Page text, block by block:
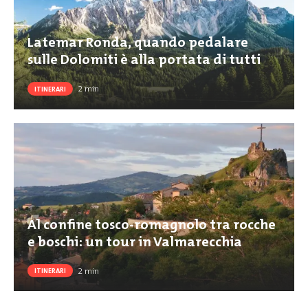
Latemar Ronda, quando pedalare
sulle Dolomiti è alla portata di tutti
ITINERARI 2min
Al confine tosco-romagnolo tra rocche
e boschi: un tour in Valmarecchia
ITINERARI 2min